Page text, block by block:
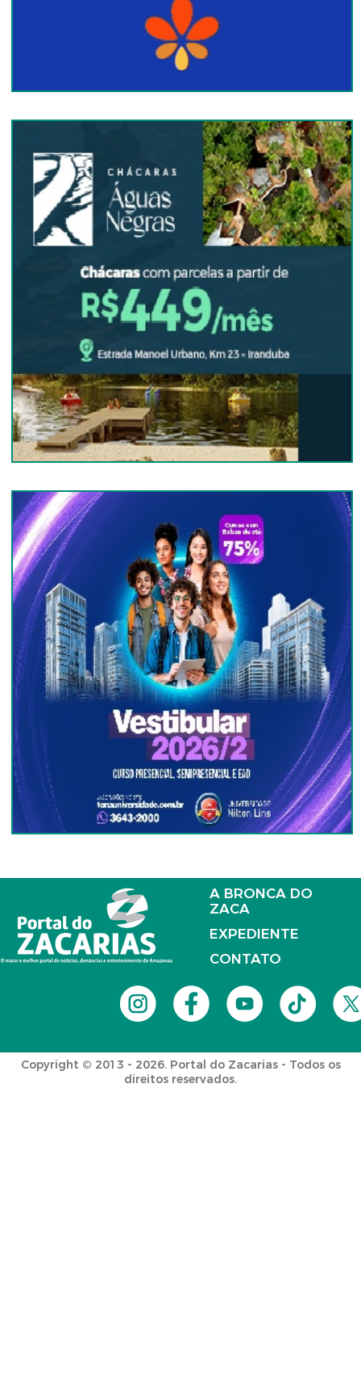
A BRONCA DO
ZACA
EXPEDIENTE
CONTATO
Copyright © 2013 - 2026. Portal do Zacarias - Todos os
direitos reservados.